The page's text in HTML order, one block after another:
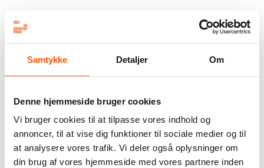
Samtykke Detaljer Om
Denne hjemmeside bruger cookies
Vi bruger cookies til at tilpasse vores indhold og
annoncer, til at vise dig funktioner til sociale medier og til
at analysere vores trafik. Vi deler også oplysninger om
din brug af vores hjemmeside med vores partnere inden